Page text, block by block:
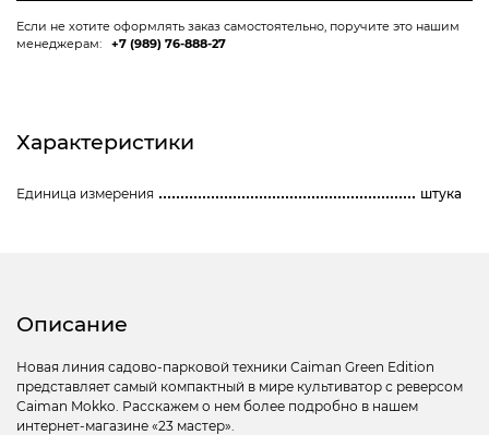
Если не хотите оформлять заказ самостоятельно, поручите это нашим
менеджерам:
+7 (989) 76-888-27
Характеристики
Единица измерения штука
Описание
Новая линия садово-парковой техники Сaiman Green Edition
представляет самый компактный в мире культиватор с реверсом
Сaiman Mokko. Расскажем о нем более подробно в нашем
интернет-магазине «23 мастер».